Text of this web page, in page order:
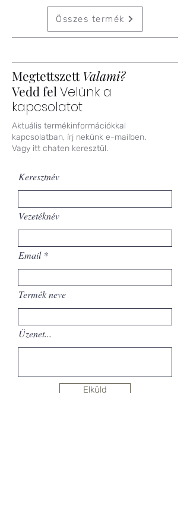
Összes termék
Megtettszett Valami?
Vedd fel Velünk a
kapcsolatot
Aktuális termékinformációkkal
kapcsolatban, írj nekünk e-mailben.
Vagy itt chaten keresztül.
Keresztnév
Vezetéknév
Email
Termék neve
Üzenet...
Elküld